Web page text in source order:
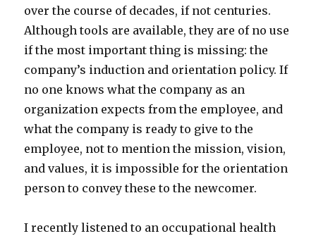
over the course of decades, if not centuries.
Although tools are available, they are of no use
if the most important thing is missing: the
company’s induction and orientation policy. If
no one knows what the company as an
organization expects from the employee, and
what the company is ready to give to the
employee, not to mention the mission, vision,
and values, it is impossible for the orientation
person to convey these to the newcomer.
I recently listened to an occupational health